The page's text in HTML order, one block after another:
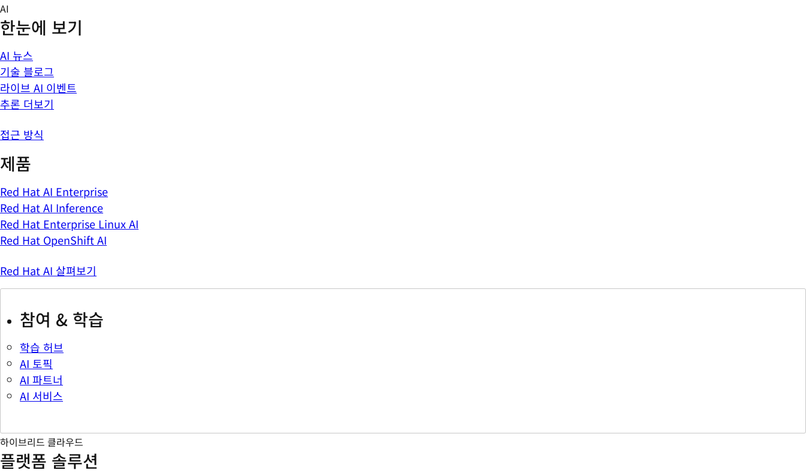
Skip
to
content
AI
한눈에 보기
AI 뉴스
기술 블로그
라이브 AI 이벤트
추론 더보기
접근 방식
제품
Red Hat AI Enterprise
Red Hat AI Inference
Red Hat Enterprise Linux AI
Red Hat OpenShift AI
Red Hat AI 살펴보기
참여 & 학습
학습 허브
AI 토픽
AI 파트너
AI 서비스
하이브리드 클라우드
플랫폼 솔루션